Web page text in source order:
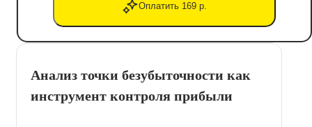
Оплатить 169 р.
Анализ точки безубыточности как
инструмент контроля прибыли